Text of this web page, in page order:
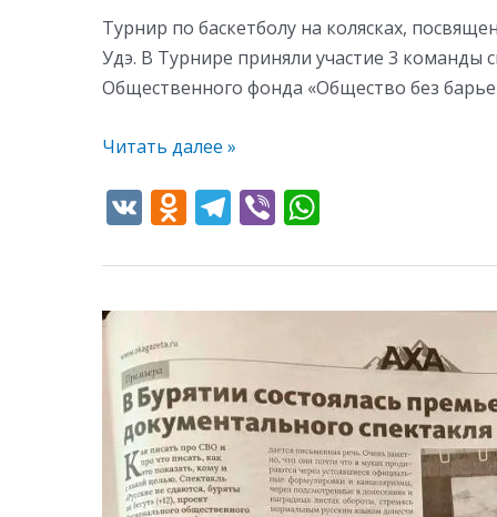
Турнир по баскетболу на колясках,
Удэ. В Турнире приняли участие 3
Общественного фонда «Общество без
Читать далее »
V O
n
o
kl
as
s
ni
ki
T
e
gr
a
m
Vi
er at
s
p
p